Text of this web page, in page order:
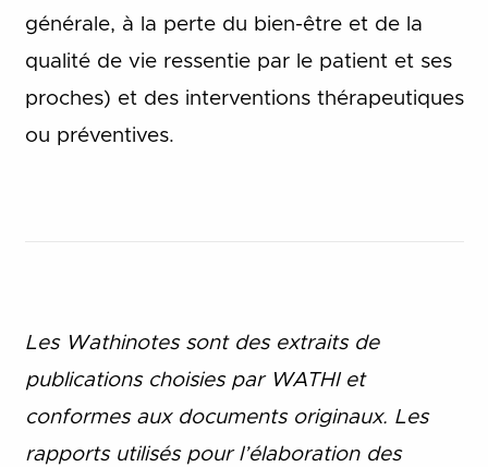
générale, à la perte du bien-être et de la
qualité de vie ressentie par le patient et ses
proches) et des interventions thérapeutiques
ou préventives.
Les Wathinotes sont des extraits de
publications choisies par WATHI et
conformes aux documents originaux. Les
rapports utilisés pour l’élaboration des